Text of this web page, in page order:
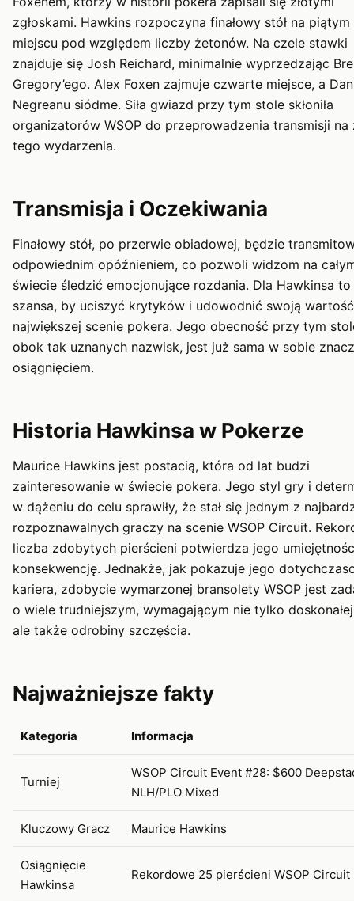
zgłoskami. Hawkins rozpoczyna finałowy stół na piątym
miejscu pod względem liczby żetonów. Na czele stawki
znajduje się Josh Reichard, minimalnie wyprzedzając
Gregory’ego. Alex Foxen zajmuje czwarte miejsce, a
Negreanu siódme. Siła gwiazd przy tym stole skłoniła
organizatorów WSOP do przeprowadzenia transmisji na
tego wydarzenia.
Transmisja i Oczekiwania
Finałowy stół, po przerwie obiadowej, będzie
odpowiednim opóźnieniem, co pozwoli widzom na
świecie śledzić emocjonujące rozdania. Dla Hawkinsa to
szansa, by uciszyć krytyków i udowodnić swoją
największej scenie pokera. Jego obecność przy tym
obok tak uznanych nazwisk, jest już sama w sobie
osiągnięciem.
Historia Hawkinsa w Pokerze
Maurice Hawkins jest postacią, która od lat budzi
zainteresowanie w świecie pokera. Jego styl gry i
w dążeniu do celu sprawiły, że stał się jednym z
rozpoznawalnych graczy na scenie WSOP Circuit.
liczba zdobytych pierścieni potwierdza jego
konsekwencję. Jednakże, jak pokazuje jego
kariera, zdobycie wymarzonej bransolety WSOP jest
o wiele trudniejszym, wymagającym nie tylko
ale także odrobiny szczęścia.
Najważniejsze fakty
Kategoria Informacja
Turniej
WSOP Circuit Event #28: $600
NLH/PLO Mixed
Kluczowy Gracz Maurice Hawkins
Osiągnięcie
Hawkinsa
Rekordowe 25 pierścieni WSOP Circuit